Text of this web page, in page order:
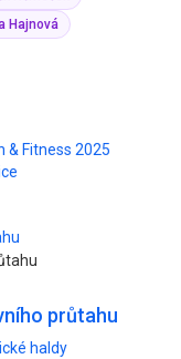
Hajnová
& Fitness 2025
průtahu
haldy